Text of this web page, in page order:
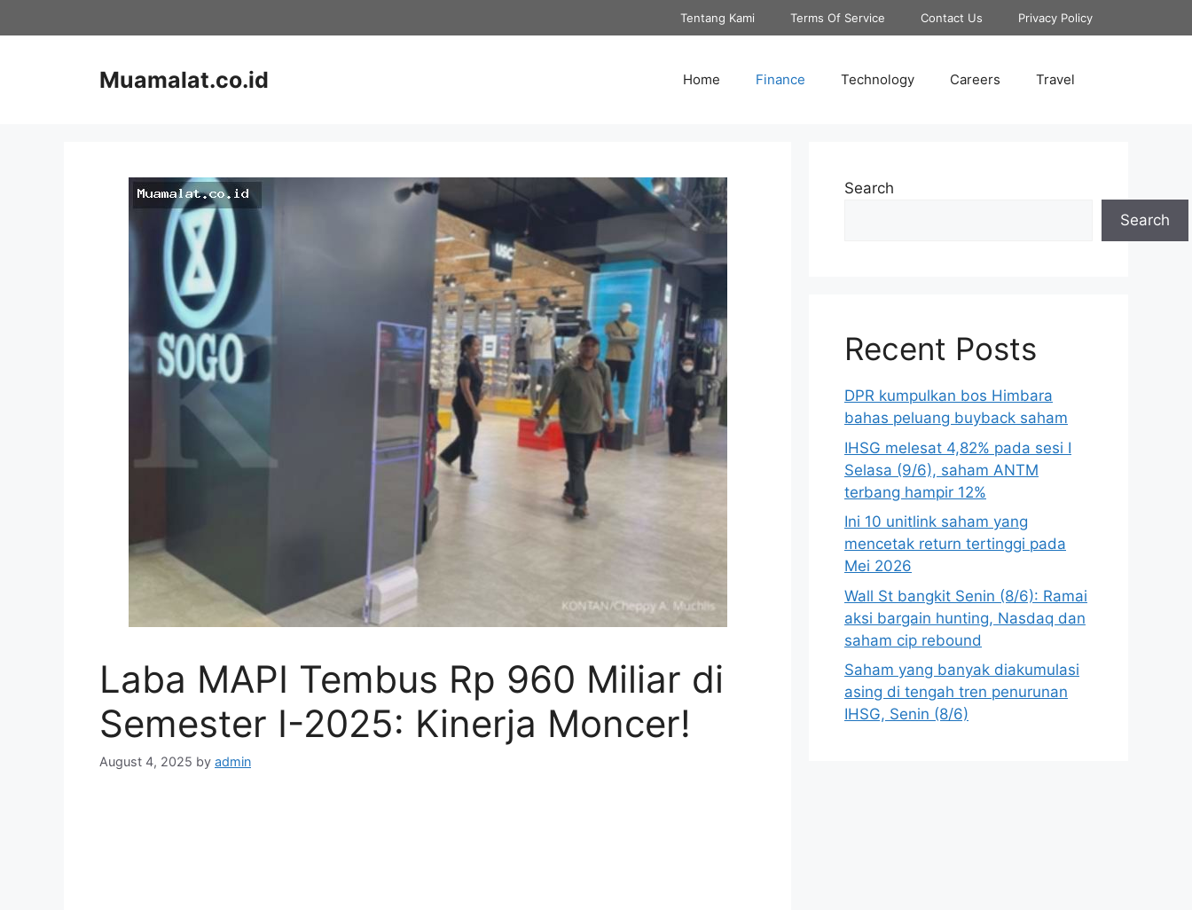
to
Tentang Kami Terms Of Service Contact Us Privacy Policy
Muamalat.co.id Home Finance Technology Careers Travel
Laba MAPI Tembus Rp 960 Miliar di
Semester I-2025: Kinerja Moncer!
August 4, 2025 by admin
Search
Search
Recent Posts
DPR kumpulkan bos Himbara
bahas peluang buyback saham
IHSG melesat 4,82% pada sesi I
Selasa (9/6), saham ANTM
terbang hampir 12%
Ini 10 unitlink saham yang
mencetak return tertinggi pada
Mei 2026
Wall St bangkit Senin (8/6): Ramai
aksi bargain hunting, Nasdaq dan
saham cip rebound
Saham yang banyak diakumulasi
asing di tengah tren penurunan
IHSG, Senin (8/6)